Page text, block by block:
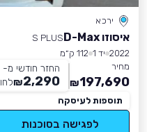
ירכא
איסוזו D-Max
S PLUS
2022 יד 1
112 ק״מ
מחיר
197,690
₪
החזר חודשי מ-
2,290
₪
תוספות לעיסקה
לפגישה בסוכנות